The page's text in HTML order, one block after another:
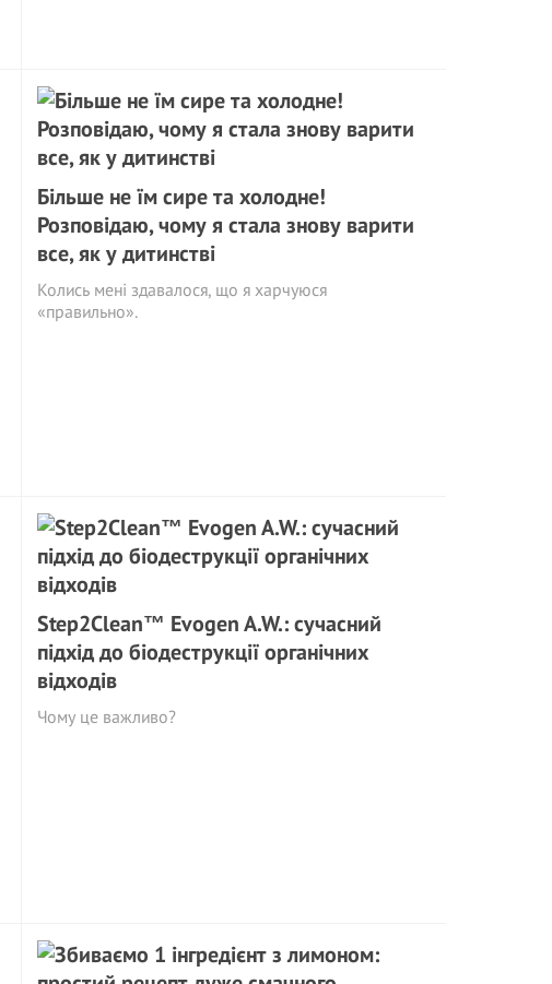
Більше не їм сире та холодне!
Розповідаю, чому я стала знову варити
все, як у дитинстві
Колись мені здавалося, що я харчуюся
«правильно».
Step2Clean™ Evogen A.W.: сучасний
підхід до біодеструкції органічних
відходів
Чому це важливо?